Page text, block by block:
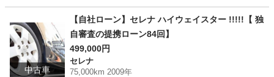
アルト カートルズ
中古車
【自社ローン】セレナ ハイウェイスター !!!!!【 独
自審査の提携ローン84回】
499,000円
セレナ
75,000km 2009年